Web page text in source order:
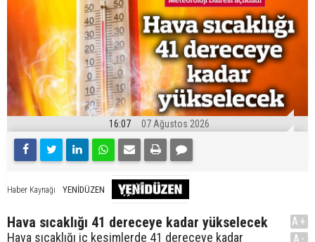
16:07 07 Ağustos 2026
Haber Kaynağı YENİDÜZEN
Hava sıcaklığı 41 dereceye kadar yükselecek
Hava sıcaklığı iç kesimlerde 41 dereceye kadar
A+
A-